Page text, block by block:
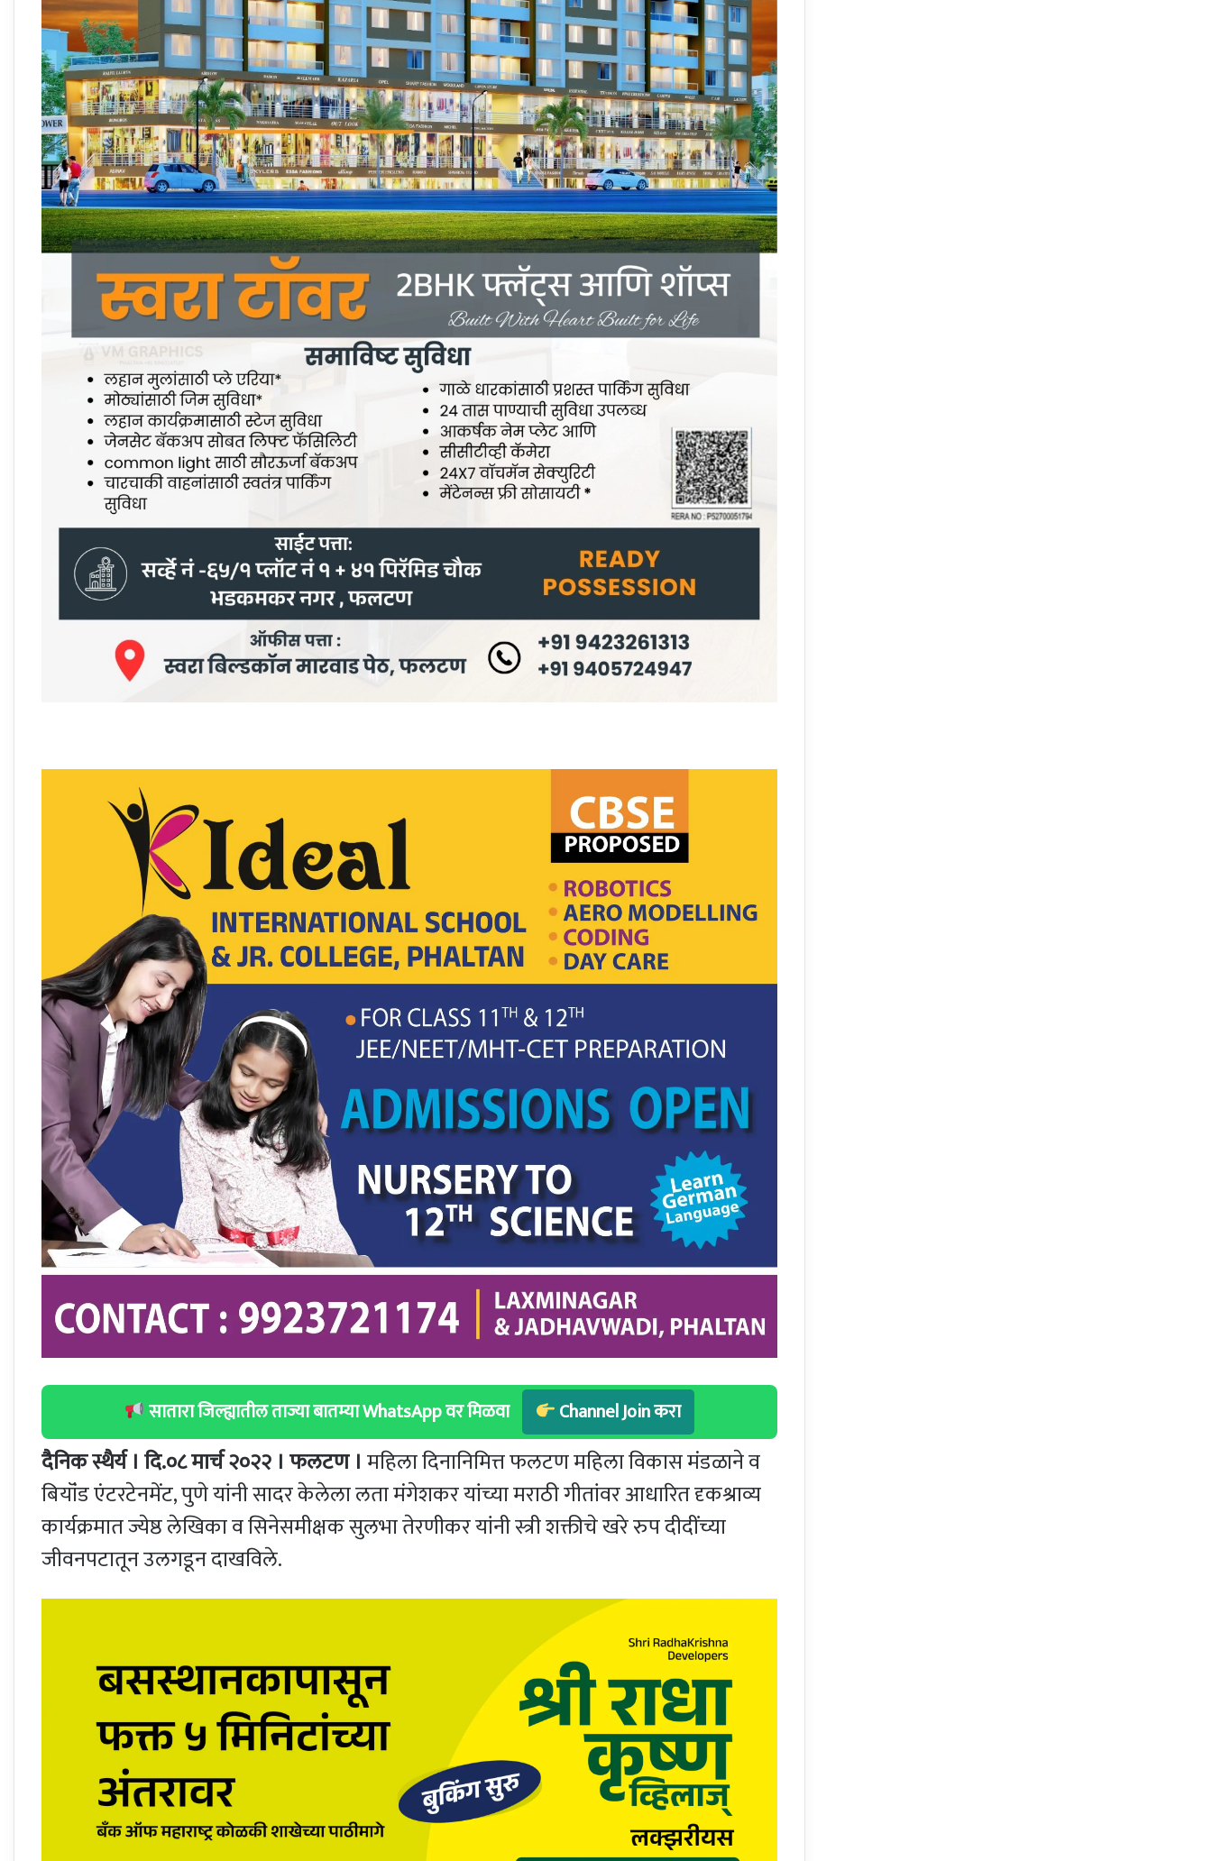
सातारा जिल्ह्यातील ताज्या बातम्या WhatsApp वर मिळवा Channel Join करा
दैनिक स्थैर्य । दि.०८ मार्च २०२२ । फलटण । महिला दिनानिमित्त फलटण महिला विकास मंडळाने व
बियॉंड एंटरटेनमेंट, पुणे यांनी सादर केलेला लता मंगेशकर यांच्या मराठी गीतांवर आधारित दृकश्राव्य
कार्यक्रमात ज्येष्ठ लेखिका व सिनेसमीक्षक सुलभा तेरणीकर यांनी स्त्री शक्तीचे खरे रुप दीदींच्या
जीवनपटातून उलगडून दाखविले.